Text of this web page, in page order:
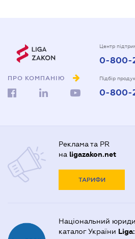
ПРО КОМПАНІЮ
Центр
0-800-
Підбір
0-800-
Реклама та PR
на ligazakon.net
ТАРИФИ
Національний
каталог України